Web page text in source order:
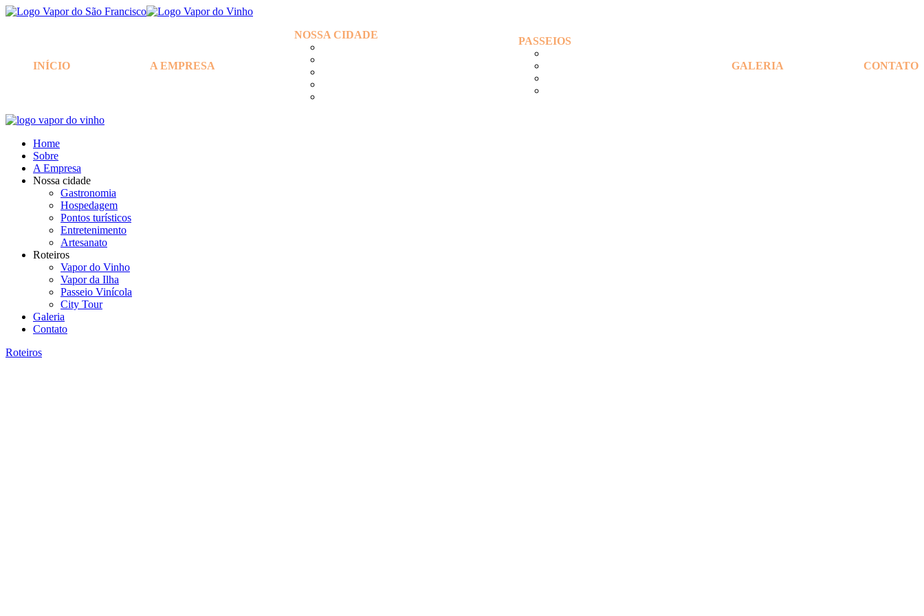
INÍCIO A EMPRESA
NOSSA CIDADE
PASSEIOS
GALERIA CONTATO
Home
Sobre
A Empresa
Nossa cidade
Gastronomia
Hospedagem
Pontos turísticos
Entretenimento
Artesanato
Roteiros
Vapor do Vinho
Vapor da Ilha
Passeio Vinícola
City Tour
Galeria
Contato
Roteiros